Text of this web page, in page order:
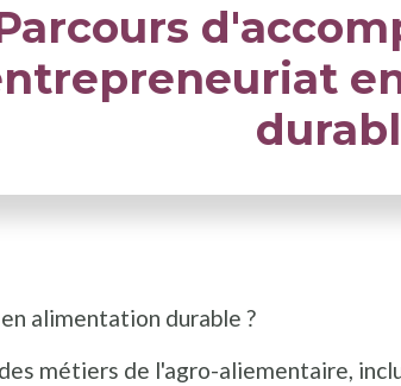
alimentation durable ?
métiers de l'agro-aliementaire,